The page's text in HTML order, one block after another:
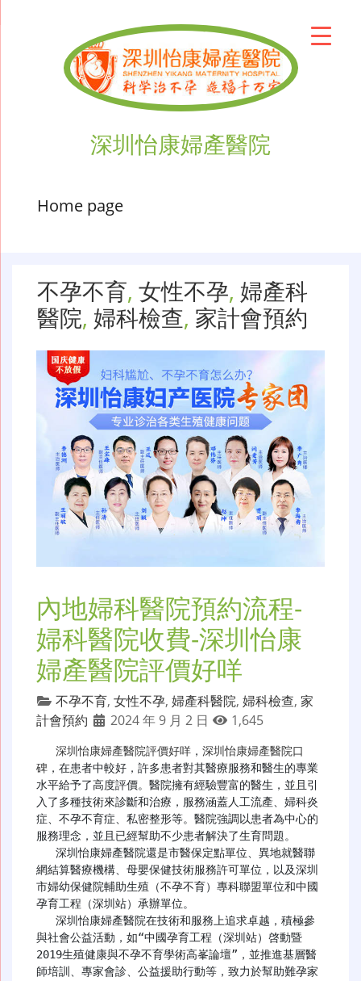
深圳怡康婦產醫院
Home page
不孕不育, 女性不孕, 婦產科
醫院, 婦科檢查, 家計會預約
內地婦科醫院預約流程-
婦科醫院收費-深圳怡康
婦產醫院評價好咩
不孕不育, 女性不孕, 婦產科醫院, 婦科檢查, 家
計會預約
2024 年 9 月 2 日 1,645
深圳怡康婦產醫院評價好咩 ， 深圳怡康婦產醫院口
碑 ，在患者中較好，許多患者對其醫療服務和醫生的專業
水平給予了高度評價。醫院擁有經驗豐富的醫生，並且引
入了多種技術來診斷和治療，服務涵蓋人工流產、婦科炎
症、不孕不育症、私密整形等。醫院強調以患者為中心的
服務理念，並且已經幫助不少患者解決了生育問題。
網結算醫療機構、母嬰保健技術服務許可單位，以及深圳
市婦幼保健院輔助生殖（不孕不育）專科聯盟單位和中國
孕育工程（深圳站）承辦單位。
與社會公益活動，如“中國孕育工程（深圳站）啓動暨
2019生殖健康與不孕不育學術高峯論壇”，並推進基層醫
師培訓、專家會診、公益援助行動等，致力於幫助難孕家